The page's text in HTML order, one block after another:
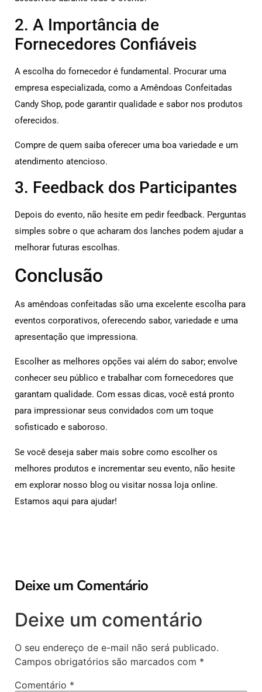
2. A Importância de
Fornecedores Confiáveis
A escolha do fornecedor é fundamental. Procurar uma
empresa especializada, como a Amêndoas Confeitadas
Candy Shop, pode garantir qualidade e sabor nos produtos
oferecidos.
Compre de quem saiba oferecer uma boa variedade e um
atendimento atencioso.
3. Feedback dos Participantes
Depois do evento, não hesite em pedir feedback. Perguntas
simples sobre o que acharam dos lanches podem ajudar a
melhorar futuras escolhas.
Conclusão
As amêndoas confeitadas são uma excelente escolha para
eventos corporativos, oferecendo sabor, variedade e uma
apresentação que impressiona.
Escolher as melhores opções vai além do sabor; envolve
conhecer seu público e trabalhar com fornecedores que
garantam qualidade. Com essas dicas, você está pronto
para impressionar seus convidados com um toque
sofisticado e saboroso.
Se você deseja saber mais sobre como escolher os
melhores produtos e incrementar seu evento, não hesite
em explorar nosso blog ou visitar nossa loja online.
Estamos aqui para ajudar!
Deixe um Comentário
Deixe um comentário
O seu endereço de e-mail não será publicado.
Campos obrigatórios são marcados com *
Comentário *